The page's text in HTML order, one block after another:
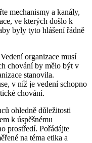
mechanismy a kanály,
ve kterých došlo k
byly tyto hlášení řádně
organizace musí
chování by mělo být v
stanovila.
v níž je vedení schopno
chování.
ohledně důležitosti
k úspěšnému
prostředí. Pořádájte
na téma etika a